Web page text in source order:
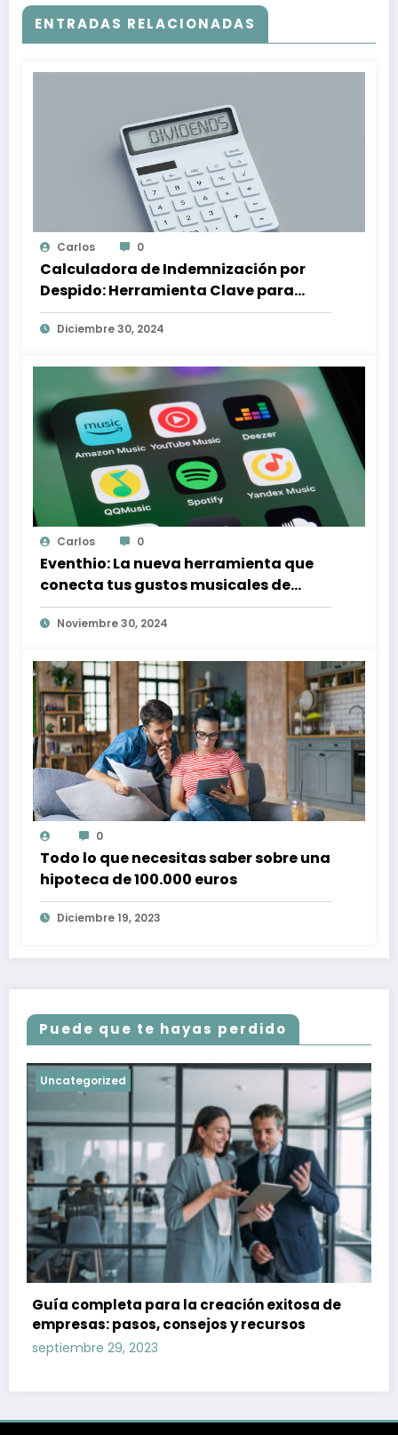
ENTRADAS RELACIONADAS
Carlos 0
Calculadora de Indemnización por
Despido: Herramienta Clave para
Proteger tus Derechos Laborales
Diciembre 30, 2024
Carlos 0
Eventhio: La nueva herramienta que
conecta tus gustos musicales de
Spotify con conciertos en tu zona
Noviembre 30, 2024
0
Todo lo que necesitas saber sobre una
hipoteca de 100.000 euros
Diciembre 19, 2023
Puede que te hayas perdido
Uncategorized
Guía completa para la creación exitosa de
empresas: pasos, consejos y recursos
septiembre 29, 2023